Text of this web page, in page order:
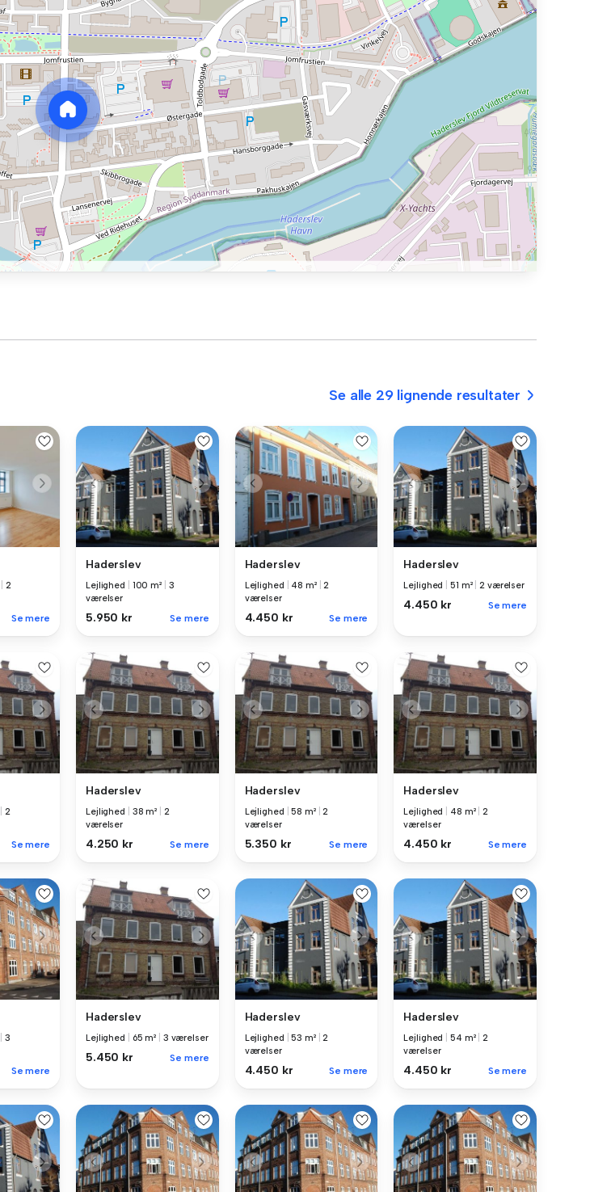
Se alle 29 lignende resultater
|2
Se mere
Haderslev
Lejlighed 100 m²
3
værelser
5.950 kr Se mere
Haderslev
Lejlighed 48 m² |2
værelser
4.450 kr Se mere
Haderslev
Lejlighed 51 m² |2 værelser
4.450 kr Se mere
|2
Se mere
Haderslev
Lejlighed 38 m²
2
værelser
4.250 kr Se mere
Haderslev
Lejlighed |58 m² |2
værelser
5.350 kr Se mere
Haderslev
Lejlighed 48 m² |2
værelser
4.450 kr Se mere
|3
Se mere
Haderslev
Lejlighed 65 m² 3 værelser
5.450 kr Se mere
Haderslev
Lejlighed |53 m² |2
værelser
4.450 kr Se mere
Haderslev
Lejlighed 54 m² |2
værelser
4.450 kr Se mere